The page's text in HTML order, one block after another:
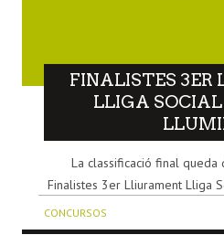
FINALISTES 3ER
LLIGA
La classificació final queda
Finalistes 3er Lliurament Lliga
CONCURSOS